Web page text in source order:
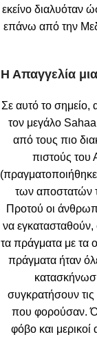
εκείνο διαλυόταν
επάνω από την
Η Απαγγελία
Σε αυτό το σημείο,
τον μεγάλο
από τους πιο
πιστούς του
των αποστατών
Προτού οι
να εγκατασταθούν,
τα πράγματα με τα
πράγματα ήταν
συγκρατήσουν τις
που φορούσαν.
φόβο και μερικοί